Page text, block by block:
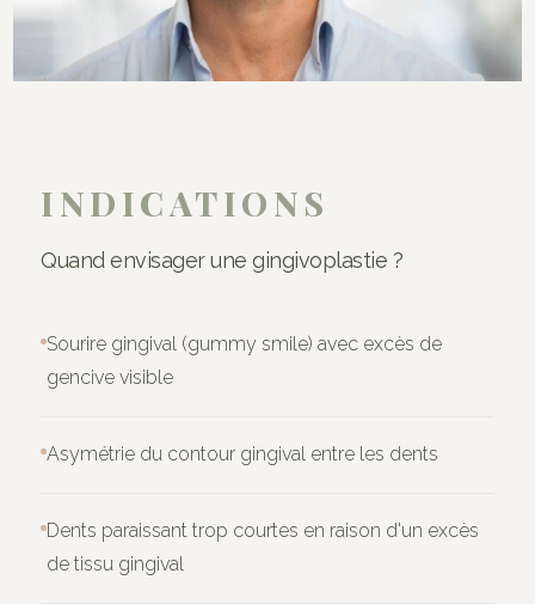
INDICATIONS
Quand envisager une gingivoplastie ?
Sourire gingival (gummy smile) avec excès de
gencive visible
Asymétrie du contour gingival entre les dents
Dents paraissant trop courtes en raison d'un excès
de tissu gingival